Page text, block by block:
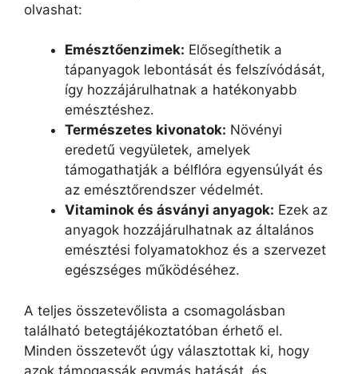
olvashat:
Emésztőenzimek: Elősegíthetik a
tápanyagok lebontását és felszívódását,
így hozzájárulhatnak a hatékonyabb
emésztéshez.
Természetes kivonatok: Növényi
eredetű vegyületek, amelyek
támogathatják a bélflóra egyensúlyát és
az emésztőrendszer védelmét.
Vitaminok és ásványi anyagok: Ezek az
anyagok hozzájárulhatnak az általános
emésztési folyamatokhoz és a szervezet
egészséges működéséhez.
A teljes összetevőlista a csomagolásban
található betegtájékoztatóban érhető el.
Minden összetevőt úgy választottak ki, hogy
azok támogassák egymás hatását, és